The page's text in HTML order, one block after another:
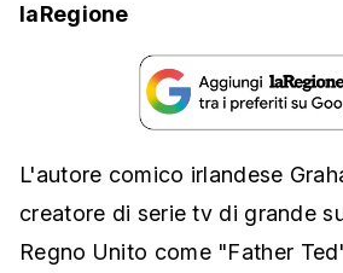
laRegione
L'autore comico irlandese
creatore di serie tv di grande
Regno Unito come "Father